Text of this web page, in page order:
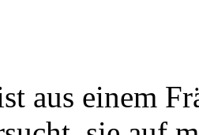
aus einem